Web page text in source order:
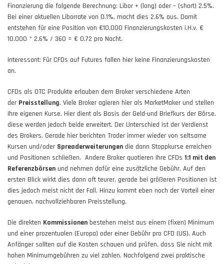
Finanzierung die folgende Berechnung: Libor + (long) oder – (short) 2.5%.
Bei einer aktuellen Liborrate von 0.1%, macht dies 2.6% aus. Damit
entstehen für eine Position von €10.000 Finanzierungskosten i.H.v. €
10.000 * 2.6% / 360 = € 0.72 pro Nacht.
Interessant: Für CFDs auf Futures fallen hier keine Finanzierungskosten
an.
CFDs als OTC Produkte erlauben dem Broker verschiedene Arten
der Preisstellung. Viele Broker agieren hier als MarketMaker und stellen
Ihre eigenen Kurse. Hier dient als Basis der Geld-und Briefkurs der Börse,
diese werden jedoch beide erweitert. Der Unterschied ist der Verdienst
des Brokers. Gerade hier berichten Trader immer wieder von seltsame
Kursen und/oder Spreaderweiterungen die dann Stoppkurse erreichen
und Positionen schließen. Andere Broker quotieren Ihre CFDs 1:1 mit den
Referenzbörsen und nehmen dafür eine zusätzliche Gebühr. Auf den
ersten Blick wirkt dies dann oft teurer, gerade bei größeren Positionen ist
dies jedoch meist nicht der Fall. Hinzu kommt eben noch der Vorteil einer
genauen, nachvollziehbaren Preisstellung.
Die direkten Kommissionen bestehen meist aus einem (fixen) Minimum
und einer prozentualen (Europa) oder einer Gebühr pro CFD (US). Auch
Anfänger sollten auf die Kosten schauen und prüfen, dass Sie nicht mit
hohen Minimumgebühren zu viel zahlen. Nachfolgend zwei praktische